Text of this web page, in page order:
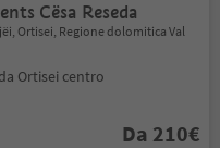
Cësa Reseda
Ortisei, Regione dolomitica Val
da Ortisei centro
Da 210€